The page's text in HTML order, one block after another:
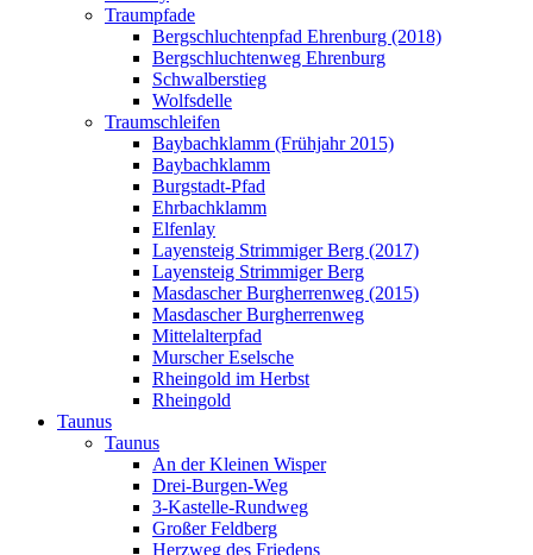
Traumpfade
Bergschluchtenpfad Ehrenburg (2018)
Bergschluchtenweg Ehrenburg
Schwalberstieg
Wolfsdelle
Traumschleifen
Baybachklamm (Frühjahr 2015)
Baybachklamm
Burgstadt-Pfad
Ehrbachklamm
Elfenlay
Layensteig Strimmiger Berg (2017)
Layensteig Strimmiger Berg
Masdascher Burgherrenweg (2015)
Masdascher Burgherrenweg
Mittelalterpfad
Murscher Eselsche
Rheingold im Herbst
Rheingold
Taunus
Taunus
An der Kleinen Wisper
Drei-Burgen-Weg
3-Kastelle-Rundweg
Großer Feldberg
Herzweg des Friedens